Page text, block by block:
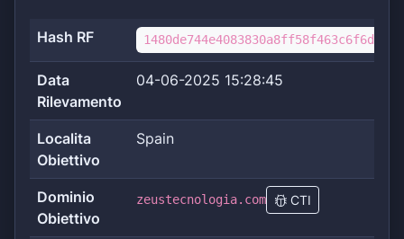
Hash RF
Data
Rilevamento
04-06-2025 15:28:45
Localita
Obiettivo
Spain
Dominio
Obiettivo
zeustecnologia.com CTI